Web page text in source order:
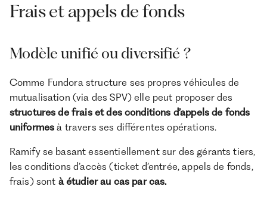
Frais et appels de fonds
Modèle unifié ou diversifié ?
Comme Fundora structure ses propres véhicules de
mutualisation (via des SPV) elle peut proposer des
structures de frais et des conditions d’appels de fonds
uniformes à travers ses différentes opérations.
Ramify se basant essentiellement sur des gérants tiers,
les conditions d’accès (ticket d’entrée, appels de fonds,
frais) sont à étudier au cas par cas.